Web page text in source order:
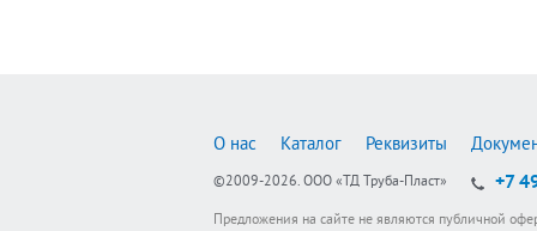
О нас Каталог Реквизиты
©2009-2026. ООО «ТД Труба-Пласт» +7
Предложения на сайте не являются публичной